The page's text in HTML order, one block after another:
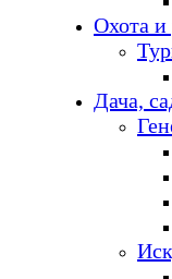
Охота и
Дача,